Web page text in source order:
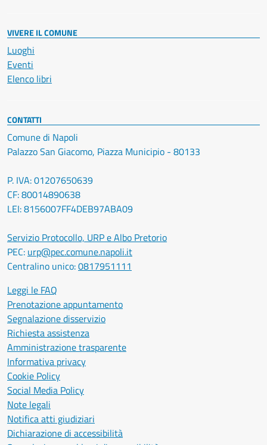
VIVERE IL COMUNE
Luoghi
Eventi
Elenco libri
CONTATTI
Comune di Napoli
Palazzo San Giacomo, Piazza Municipio - 80133
P. IVA: 01207650639
CF: 80014890638
LEI: 8156007FF4DEB97ABA09
Servizio Protocollo, URP e Albo Pretorio
PEC: urp@pec.comune.napoli.it
Centralino unico:0817951111
Leggi le FAQ
Prenotazione appuntamento
Segnalazione disservizio
Richiesta assistenza
Amministrazione trasparente
Informativa privacy
Cookie Policy
Social Media Policy
Note legali
Notifica atti giudiziari
Dichiarazione di accessibilità